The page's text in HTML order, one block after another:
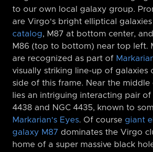
to our own local galaxy group.
are Virgo's bright elliptical galaxies
catalog, M87 at bottom center,
M86 (top to bottom) near top left.
are recognized as part of
visually striking line-up of galaxies
side of this frame. Near the middle
lies an intriguing interacting pair of
4438 and NGC 4435, known to
Markarian's Eyes. Of course giant
galaxy M87 dominates the Virgo
home of a super massive black